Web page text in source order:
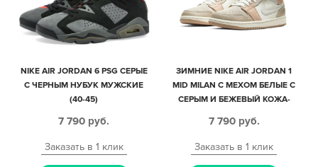
NIKE AIR JORDAN 6 PSG СЕРЫЕ
С ЧЕРНЫМ НУБУК МУЖСКИЕ
(40-45)
7 790 руб.
Заказать в 1 клик
ЗИМНИЕ NIKE AIR JORDAN 1
MID MILAN С МЕХОМ БЕЛЫЕ C
СЕРЫМ И БЕЖЕВЫЙ КОЖА-
7 790 руб.
Заказать в 1 клик